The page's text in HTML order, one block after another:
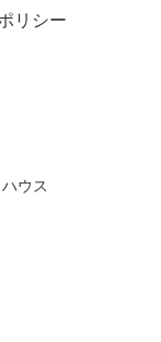
リシー
ウス